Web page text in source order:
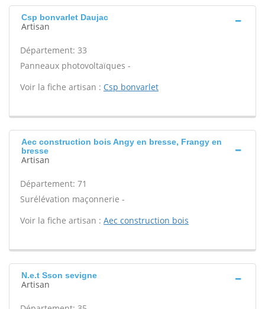
Csp bonvarlet Daujac
Artisan
Département: 33
Panneaux photovoltaïques -
Voir la fiche artisan : Csp bonvarlet
Aec construction bois Angy en bresse, Frangy en
bresse
Artisan
Département: 71
Surélévation maçonnerie -
Voir la fiche artisan : Aec construction bois
N.e.t Sson sevigne
Artisan